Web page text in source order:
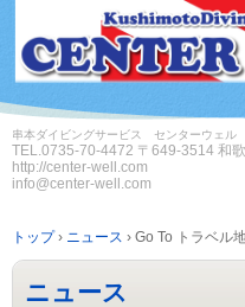
串本ダイビングサービス センターウェル
TEL.0735-70-4472 〒649-3514 和
http://center-well.com
info@center-well.com
トップ› ニュース › Go To トラベル
ニュース